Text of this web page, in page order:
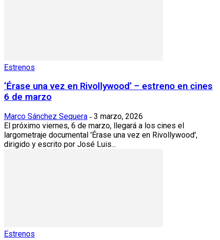
Estrenos
‘Érase una vez en Rivollywood’ – estreno en cines
6 de marzo
Marco Sánchez Sequera - 3 marzo, 2026
El próximo viernes, 6 de marzo, llegará a los cines el
largometraje documental 'Érase una vez en Rivollywood',
dirigido y escrito por José Luis...
Estrenos